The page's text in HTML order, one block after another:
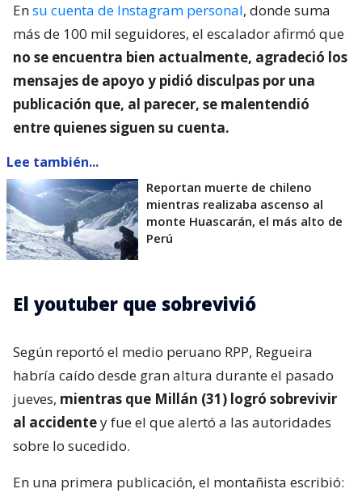
Ensu cuenta de Instagram personal, donde suma
más de 100 mil seguidores, el escalador afirmó que
no se encuentra bien actualmente, agradeció los
mensajes de apoyo y pidió disculpas por una
publicación que, al parecer, se malentendió
entre quienes siguen su cuenta.
Lee también...
Reportan muerte de chileno
mientras realizaba ascenso al
monte Huascarán, el más alto de
Perú
El youtuber que sobrevivió
Según reportó el medio peruano RPP, Regueira
habría caído desde gran altura durante el pasado
jueves, mientras que Millán (31) logró sobrevivir
al accidentey fue el que alertó a las autoridades
sobre lo sucedido.
En una primera publicación, el montañista escribió: